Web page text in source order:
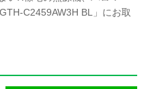
C2459AW3H BL」にお取